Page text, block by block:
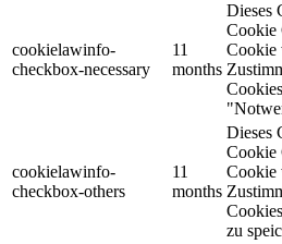
cookielawinfo-
checkbox-necessary
11
months
Dieses
Cookie
Cookie
cookielawinfo-
checkbox-others
11
months
Dieses
Cookie
Cookie
zu